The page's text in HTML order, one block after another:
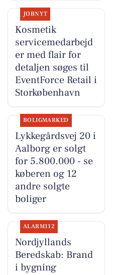
JOBNYT
Kosmetik
servicemedarbejd
er med flair for
detaljen søges til
EventForce Retail i
Storkøbenhavn
BOLIGMARKED
Lykkegårdsvej 20 i
Aalborg er solgt
for 5.800.000 - se
køberen og 12
andre solgte
boliger
ALARM112
Nordjyllands
Beredskab: Brand
i bygning